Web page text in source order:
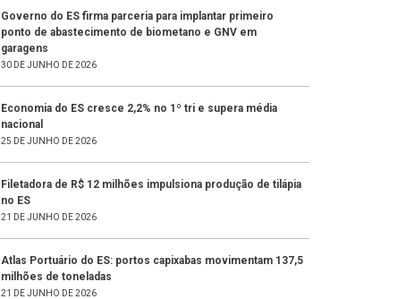
Governo do ES firma parceria para implantar primeiro
ponto de abastecimento de biometano e GNV em
garagens
30 DE JUNHO DE 2026
Economia do ES cresce 2,2% no 1º tri e supera média
nacional
25 DE JUNHO DE 2026
Filetadora de R$ 12 milhões impulsiona produção de tilápia
no ES
21 DE JUNHO DE 2026
Atlas Portuário do ES: portos capixabas movimentam 137,5
milhões de toneladas
21 DE JUNHO DE 2026